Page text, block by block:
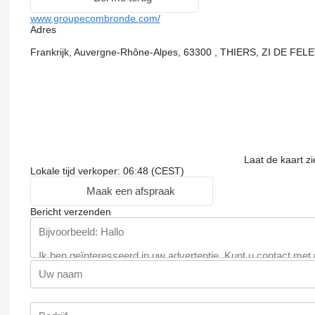
www.groupecombronde.com/
Adres
Frankrijk, Auvergne-Rhône-Alpes, 63300 , THIERS, ZI DE
Laat de kaart
Lokale tijd verkoper: 06:48 (CEST)
Maak een afspraak
Bericht verzenden